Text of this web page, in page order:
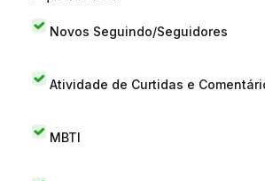
Novos Seguindo/Seguidores
Atividade de Curtidas e
MBTI